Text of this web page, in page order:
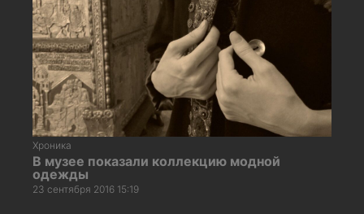
Хроника
В музее показали коллекцию модной
одежды
23 сентября 2016 15:19